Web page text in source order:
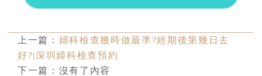
上一篇： 婦科檢查幾時做最準?經期後第幾日去
好?|深圳婦科檢查預約
下一篇：沒有了內容